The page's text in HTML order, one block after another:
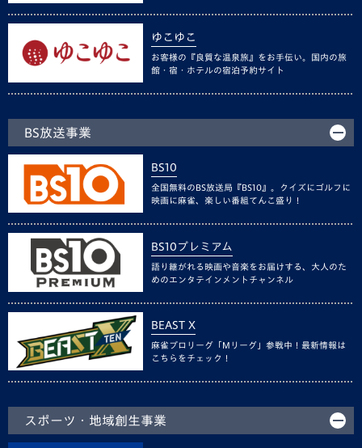
ゆこゆこ
お客様の『良質な温泉旅』をお手伝い。国内の旅
館・宿・ホテルの宿泊予約サイト
BS放送事業
BS10
全国無料のBS放送局『BS10』。クイズにゴルフに
映画に麻雀、楽しい番組てんこ盛り！
BS10プレミアム
語り継がれる映画や音楽をお届けする、大人のた
めのエンタテインメントチャンネル
BEAST X
麻雀プロリーグ「Mリーグ」参戦中！最新情報は
こちらをチェック！
スポーツ・地域創生事業